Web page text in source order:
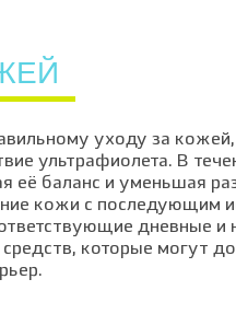
уходу за
ультрафиолета. В
баланс и уменьшая
кожи с последующим
дневные и
которые могут